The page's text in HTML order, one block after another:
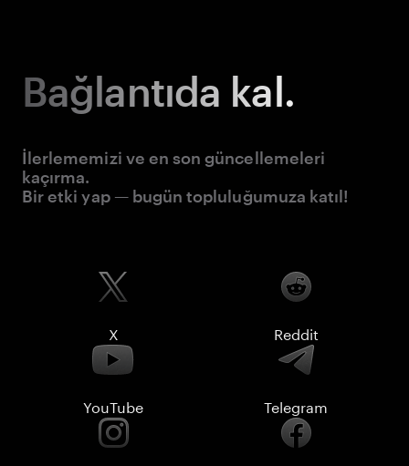
Bağlantıda kal.
İlerlememizi ve en son güncellemeleri
kaçırma.
Bir etki yap — bugün topluluğumuza katıl!
X Reddit
YouTube Telegram